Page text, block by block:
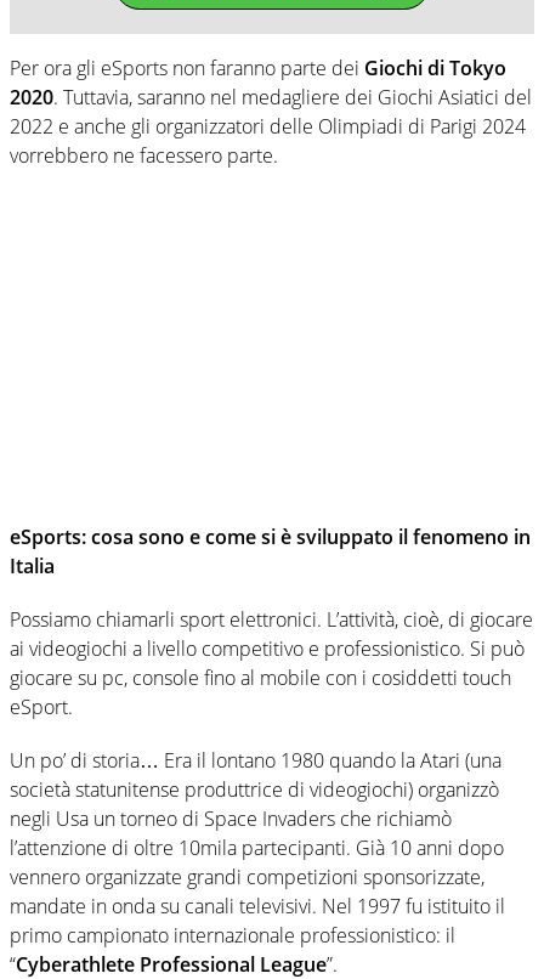
Per ora gli eSports non faranno parte dei Giochi di Tokyo
2020. Tuttavia, saranno nel medagliere dei Giochi Asiatici del
2022 e anche gli organizzatori delle Olimpiadi di Parigi 2024
vorrebbero ne facessero parte.
eSports: cosa sono e come si è sviluppato il fenomeno in
Italia
Possiamo chiamarli sport elettronici. L’attività, cioè, di giocare
ai videogiochi a livello competitivo e professionistico. Si può
giocare su pc, console fino al mobile con i cosiddetti touch
eSport.
Un po’ di storia… Era il lontano 1980 quando la Atari (una
società statunitense produttrice di videogiochi) organizzò
negli Usa un torneo di Space Invaders che richiamò
l’attenzione di oltre 10mila partecipanti. Già 10 anni dopo
vennero organizzate grandi competizioni sponsorizzate,
mandate in onda su canali televisivi. Nel 1997 fu istituito il
primo campionato internazionale professionistico: il
“Cyberathlete Professional League”.